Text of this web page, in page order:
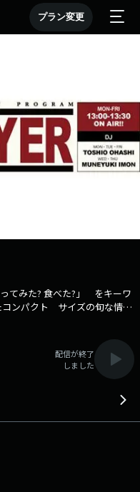
プラン変更
てみた? 食べた?」 をキーワ
コンパクト サイズの旬な情報
ネットたかたラジオショッ
ャンルのリアルタイムなニュ
話したくなる情報を、30分に
シュタグは「#エフエムアイ
配信が終了
しました